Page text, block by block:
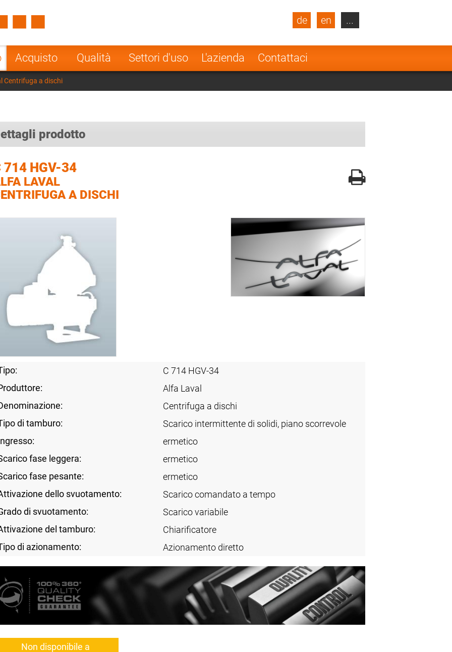
Acquisto Qualità Settori d'uso L'azienda Contattaci
de en
Turkey
Poland Norway
Netherlands
...
Centrifuga a dischi
prodotto
714 HGV-34
LAVAL
A DISCHI
C 714 HGV-34
Alfa Laval
Centrifuga a dischi
di tamburo:
Scarico intermittente di solidi, piano scorrevole
ermetico
fase leggera:
ermetico
fase pesante:
ermetico
dello svuotamento:
Scarico comandato a tempo
di svuotamento:
Scarico variabile
del tamburo:
Chiarificatore
di azionamento:
Azionamento diretto
Non disponibile a